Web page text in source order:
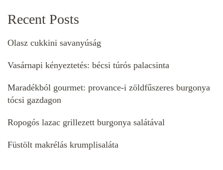
Recent Posts
Olasz cukkini savanyúság
Vasárnapi kényeztetés: bécsi túrós palacsinta
Maradékból gourmet: provance-i zöldfűszeres burgonya
tócsi gazdagon
Ropogós lazac grillezett burgonya salátával
Füstölt makrélás krumplisaláta